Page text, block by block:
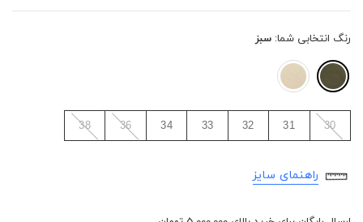
رنگ انتخابی شما: سبز
30
31
32
33
34
36
38
راهنمای سایز